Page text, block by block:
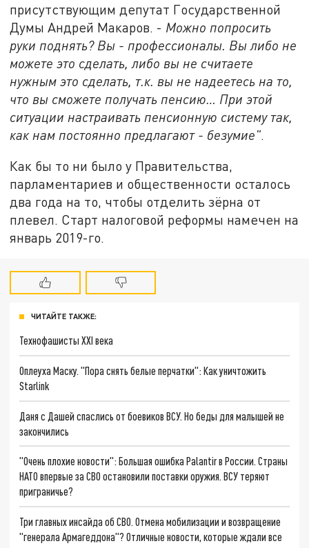
присутствующим депутат Государственной
Думы Андрей Макаров. - Можно попросить
руки поднять? Вы - профессионалы. Вы либо не
можете это сделать, либо вы не считаете
нужным это сделать, т.к. вы не надеетесь на то,
что вы сможете получать пенсию… При этой
ситуации настраивать пенсионную систему так,
как нам постоянно предлагают - безумие"
Как бы то ни было у Правительства,
парламентариев и общественности осталось
два года на то, чтобы отделить зёрна от
плевел. Старт налоговой реформы намечен на
январь 2019-го.
ЧИТАЙТЕ ТАКЖЕ:
Технофашисты XXI века
Оплеуха Маску. "Пора снять белые перчатки": Как уничтожить
Starlink
Даня с Дашей спаслись от боевиков ВСУ. Но беды для малышей не
закончились
"Очень плохие новости": Большая ошибка Palantir в России. Страны
НАТО впервые за СВО остановили поставки оружия. ВСУ теряют
приграничье?
Три главных инсайда об СВО. Отмена мобилизации и возвращение
"генерала Армагеддона"? Отличные новости, которые ждали все